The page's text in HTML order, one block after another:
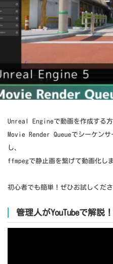
Unreal Engineで動画を作成する方
Movie Render Queueでシーケン
し、
ffmpegで静止画を繋げて動画化しま
初心者でも簡単！ぜひお試しくださ
管理人がYouTubeで解説！